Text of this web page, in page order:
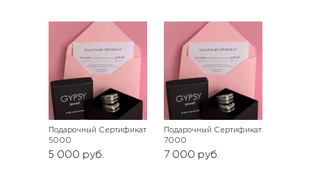
Подарочный Сертификат
5000
5 000 руб.
Подарочный Сертификат
7000
7 000 руб.